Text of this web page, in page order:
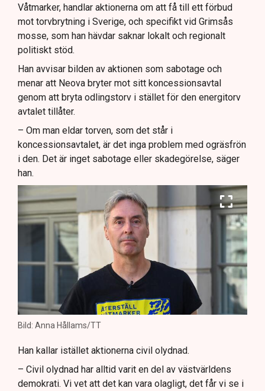
Våtmarker, handlar aktionerna om att få till ett förbud
mot torvbrytning i Sverige, och specifikt vid Grimsås
mosse, som han hävdar saknar lokalt och regionalt
politiskt stöd.
Han avvisar bilden av aktionen som sabotage och
menar att Neova bryter mot sitt koncessionsavtal
genom att bryta odlingstorv i stället för den energitorv
avtalet tillåter.
– Om man eldar torven, som det står i
koncessionsavtalet, är det inga problem med ogräsfrön
i den. Det är inget sabotage eller skadegörelse, säger
han.
Bild: Anna Hållams/TT
Han kallar istället aktionerna civil olydnad.
– Civil olydnad har alltid varit en del av västvärldens
demokrati. Vi vet att det kan vara olagligt, det får vi se i